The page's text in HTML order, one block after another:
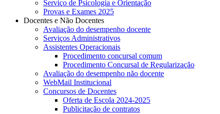
Serviço de Psicologia e Orientação
Provas e Exames 2025
Docentes e Não Docentes
Avaliação do desempenho docente
Serviços Administrativos
Assistentes Operacionais
Procedimento concursal comum
Procedimento Concursal de Regularização
Avaliação do desempenho não docente
WebMail Institucional
Concursos de Docentes
Oferta de Escola 2024-2025
Publicitação de contratos